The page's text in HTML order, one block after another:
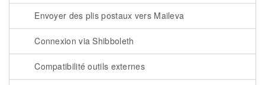
Envoyer des plis postaux vers Maileva
Connexion via Shibboleth
Compatibilité outils externes